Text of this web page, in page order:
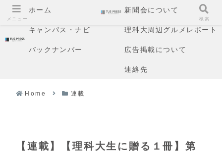
ホーム 新聞会について
キャンパス・ナビ 理科大周辺グルメレポート
バックナンバー 広告掲載について
連絡先
Home 連載
【連載】【理科大生に贈る１冊】第
メニュー 検索